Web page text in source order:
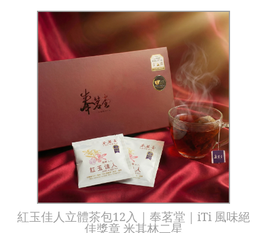
紅玉佳人立體茶包12入｜奉茗堂｜iTi 風味絕
佳獎章 米其林二星